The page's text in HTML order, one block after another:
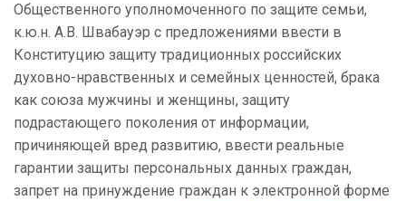
Общественного уполномоченного по защите семьи,
к.ю.н. А.В. Швабауэр с предложениями ввести в
Конституцию защиту традиционных российских
духовно-нравственных и семейных ценностей, брака
как союза мужчины и женщины, защиту
подрастающего поколения от информации,
причиняющей вред развитию, ввести реальные
гарантии защиты персональных данных граждан,
запрет на принуждение граждан к электронной форме